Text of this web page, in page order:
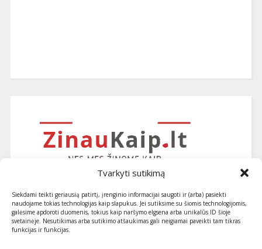
Tvarkyti sutikimą
Siekdami teikti geriausią patirtį, įrenginio informacijai saugoti ir (arba) pasiekti
naudojame tokias technologijas kaip slapukus. Jei sutiksime su šiomis technologijomis,
galėsime apdoroti duomenis, tokius kaip naršymo elgsena arba unikalūs ID šioje
svetainėje. Nesutikimas arba sutikimo atšaukimas gali neigiamai paveikti tam tikras
funkcijas ir funkcijas.